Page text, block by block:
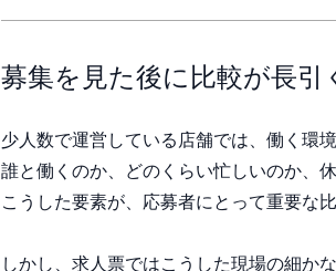
募集を見た後に比較が長引
少人数で運営している店舗では、働く環
誰と働くのか、どのくらい忙しいのか、
こうした要素が、応募者にとって重要な
しかし、求人票ではこうした現場の細か